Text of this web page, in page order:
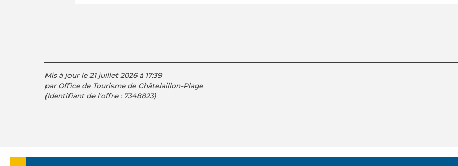
Mis à jour le 21 juillet 2026 à 17:39
par Office de Tourisme de Châtelaillon-Plage
(Identifiant de l'offre : 7348823)